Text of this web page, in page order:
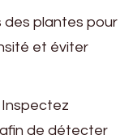
des plantes pour
et éviter
Inspectez
de détecter